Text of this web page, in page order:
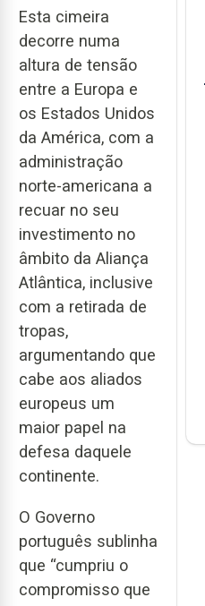
Esta cimeira
decorre numa
altura de tensão
entre a Europa e
os Estados Unidos
da América, com a
administração
norte-americana a
recuar no seu
investimento no
âmbito da Aliança
Atlântica, inclusive
com a retirada de
tropas,
argumentando que
cabe aos aliados
europeus um
maior papel na
defesa daquele
continente.
O Governo
português sublinha
que “cumpriu o
compromisso que